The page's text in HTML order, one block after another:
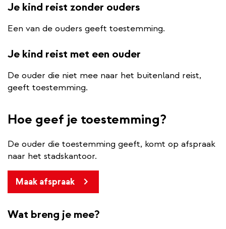
Je kind reist zonder ouders
Een van de ouders geeft toestemming.
Je kind reist met een ouder
De ouder die niet mee naar het buitenland reist,
geeft toestemming.
Hoe geef je toestemming?
De ouder die toestemming geeft, komt op afspraak
naar het stadskantoor.
Maak afspraak
Wat breng je mee?